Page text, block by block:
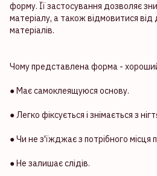
форму. Її застосування дозволяє
матеріалу, а також відмовитися
матеріалів.
Чому представлена ​​форма -
● Має самоклеящуюся основу.
● Легко фіксується і знімається з
● Чи не з'їжджає з потрібного місця
● Не залишає слідів.